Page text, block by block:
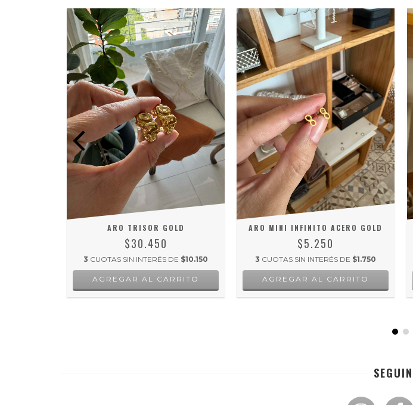
ARO TRISOR GOLD
$30.450
3 CUOTAS SIN INTERÉS DE $10.150
ARO MINI INFINITO ACERO GOLD
$5.250
3 CUOTAS SIN INTERÉS DE $1.750